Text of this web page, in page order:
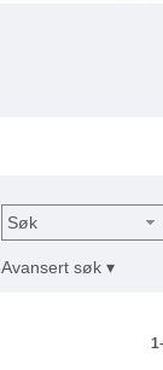
Søk
Avansert søk ▾